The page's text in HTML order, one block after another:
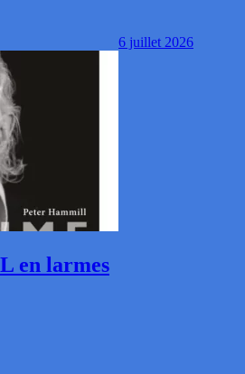
6 juillet 2026
en larmes